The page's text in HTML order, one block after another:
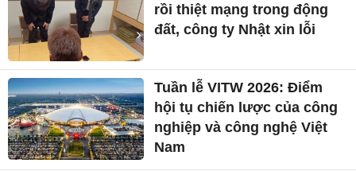
rồi thiệt mạng trong động
đất, công ty Nhật xin lỗi
Tuần lễ VITW 2026: Điểm
hội tụ chiến lược của công
nghiệp và công nghệ Việt
Nam